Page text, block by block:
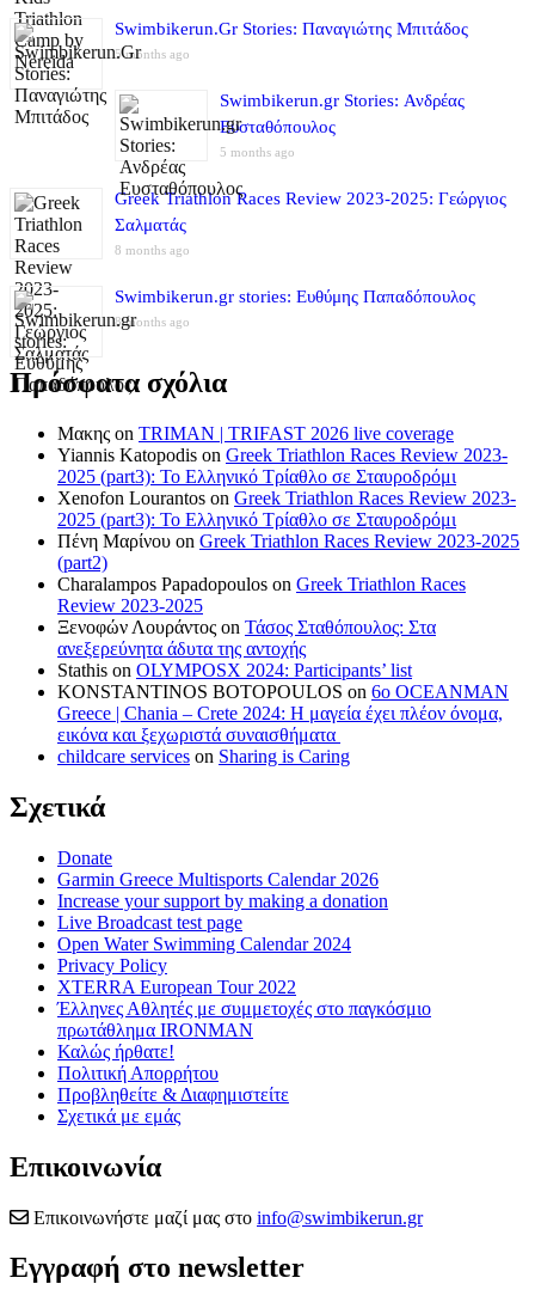
Swimbikerun.Gr Stories: Παναγιώτης Μπιτάδος
5 months ago
Swimbikerun.gr Stories: Ανδρέας
Ευσταθόπουλος
5 months ago
Greek Triathlon Races Review 2023-2025: Γεώργιος
Σαλματάς
8 months ago
Swimbikerun.gr stories: Ευθύμης Παπαδόπουλος
8 months ago
Πρόσφατα σχόλια
Μακης on TRIMAN | TRIFAST 2026 live coverage
Yiannis Katopodis on Greek Triathlon Races Review 2023-
2025 (part3): Το Ελληνικό Τρίαθλο σε Σταυροδρόμι
Xenofon Lourantos on Greek Triathlon Races Review 2023-
2025 (part3): Το Ελληνικό Τρίαθλο σε Σταυροδρόμι
Πένη Μαρίνου on Greek Triathlon Races Review 2023-2025
(part2)
Charalampos Papadopoulos on Greek Triathlon Races
Review 2023-2025
Ξενοφών Λουράντος on Τάσος Σταθόπουλος: Στα
ανεξερεύνητα άδυτα της αντοχής
Stathis on OLYMPOSX 2024: Participants’ list
KONSTANTINOS BOTOPOULOS on 6ο OCEANMAN
Greece | Chania – Crete 2024: Η μαγεία έχει πλέον όνομα,
εικόνα και ξεχωριστά συναισθήματα
childcare services on Sharing is Caring
Σχετικά
Donate
Garmin Greece Multisports Calendar 2026
Increase your support by making a donation
Live Broadcast test page
Open Water Swimming Calendar 2024
Privacy Policy
XTERRA European Tour 2022
Έλληνες Αθλητές με συμμετοχές στο παγκόσμιο
πρωτάθλημα IRONMAN
Καλώς ήρθατε!
Πολιτική Απορρήτου
Προβληθείτε & Διαφημιστείτε
Σχετικά με εμάς
Επικοινωνία
Επικοινωνήστε μαζί μας στο info@swimbikerun.gr
Εγγραφή στο newsletter